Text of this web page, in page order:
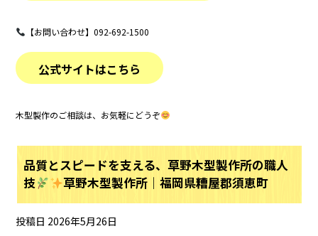
【お問い合わせ】092-692-1500
公式サイトはこちら
木型製作のご相談は、お気軽にどうぞ
品質とスピードを支える、草野木型製作所の職人
技
草野木型製作所｜福岡県糟屋郡須恵町
投稿日 2026年5月26日